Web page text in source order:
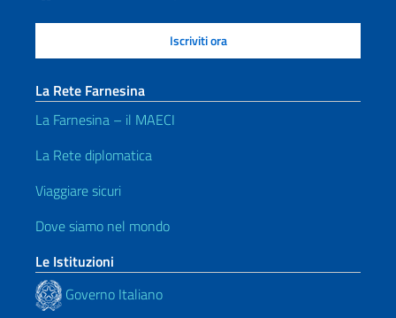
La Rete Farnesina
La Farnesina – il MAECI
La Rete diplomatica
Viaggiare sicuri
Dove siamo nel mondo
Le Istituzioni
Governo Italiano